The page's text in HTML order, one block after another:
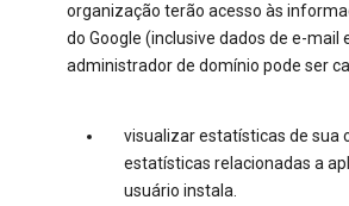
organização terão acesso às
do Google (inclusive dados de e-mail
administrador de domínio pode ser
visualizar estatísticas de sua
estatísticas relacionadas a
usuário instala.